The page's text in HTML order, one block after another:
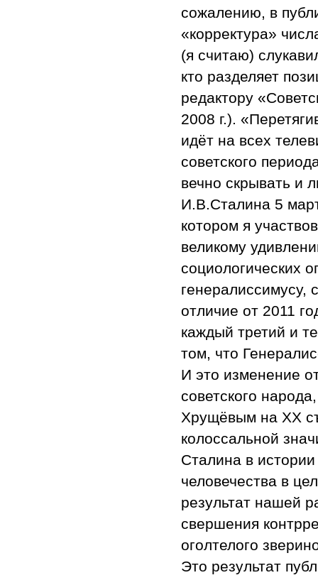
сожалению, в
«корректура»
(я считаю)
кто разделяет
редактору
2008 г.).
идёт на всех
советского
вечно скрывать и
И.В.Сталина 5
котором я
великому
социологических
отличие от 2011
каждый третий и
том, что
И это изменение
советского
Хрущёвым на ХХ
колоссальной
Сталина в
человечества в
результат нашей
свершения
оголтелого
Это результат